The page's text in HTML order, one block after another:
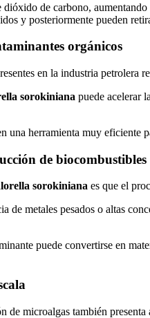
de carbono,
y posteriormente pueden
orgánicos
en la industria petrolera
sorokiniana puede acelerar
una herramienta muy
de biocombustibles
sorokiniana es que el
de metales pesados o altas
puede convertirse en
de microalgas también presenta